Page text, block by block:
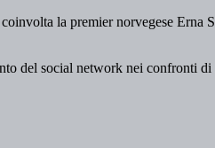
la premier norvegese Erna
del social network nei confronti